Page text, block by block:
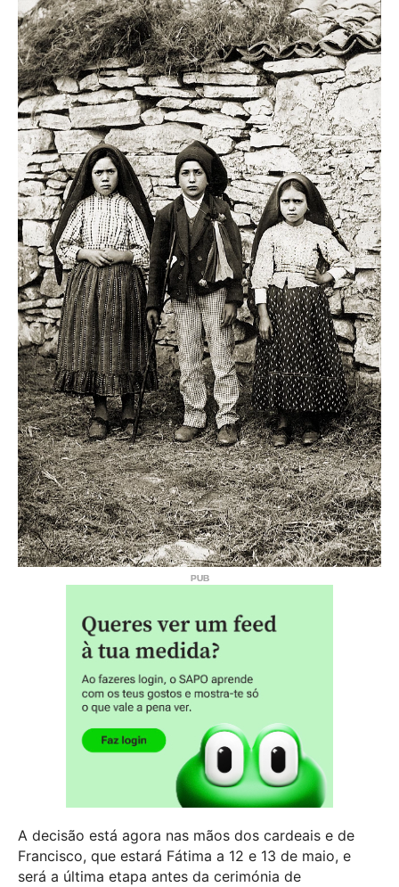
A decisão está agora nas mãos dos cardeais e de
Francisco, que estará Fátima a 12 e 13 de maio, e
será a última etapa antes da cerimónia de